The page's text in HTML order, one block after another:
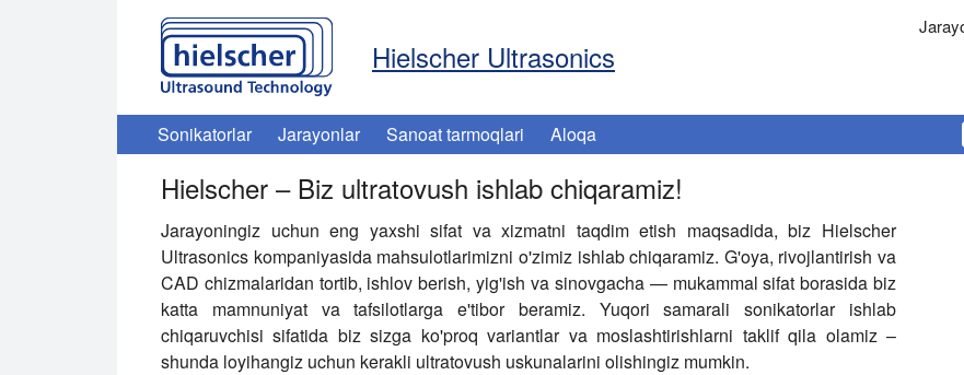
Hielscher Ultrasonics
Sonikatorlar Jarayonlar Sanoat tarmoqlari Aloqa
Hielscher – Biz ultratovush ishlab chiqaramiz!
Jarayoningiz uchun eng yaxshi sifat va xizmatni taqdim etish maqsadida, biz Hielscher
Ultrasonics kompaniyasida mahsulotlarimizni o'zimiz ishlab chiqaramiz. G'oya, rivojlantirish va
CAD chizmalaridan tortib, ishlov berish, yig'ish va sinovgacha — mukammal sifat borasida biz
katta mamnuniyat va tafsilotlarga e'tibor beramiz. Yuqori samarali sonikatorlar ishlab
chiqaruvchisi sifatida biz sizga ko'proq variantlar va moslashtirishlarni taklif qila olamiz –
shunda loyihangiz uchun kerakli ultratovush uskunalarini olishingiz mumkin.